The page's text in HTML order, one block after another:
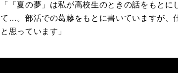
「「夏の夢」は私が高校生のときの話をもと
て…。部活での葛藤をもとに書いていますが、
と思っています」